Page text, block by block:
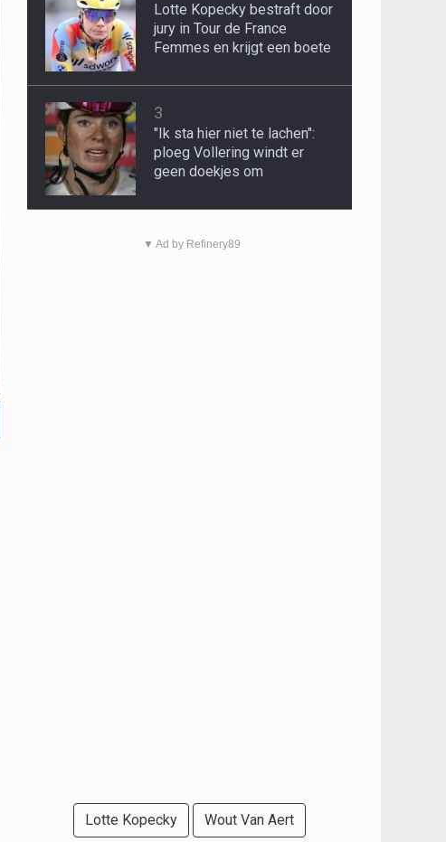
Lotte Kopecky bestraft door
jury in Tour de France
Femmes en krijgt een boete
3
"Ik sta hier niet te lachen":
ploeg Vollering windt er
geen doekjes om
▼ Ad by Refinery89
Lotte Kopecky Wout Van Aert